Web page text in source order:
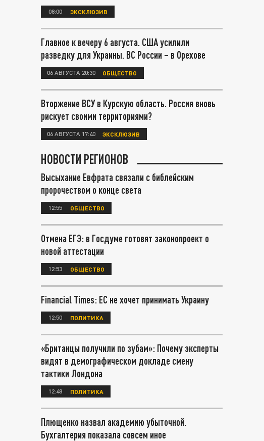
08:00 ЭКСКЛЮЗИВ
Главное к вечеру 6 августа. США усилили
разведку для Украины. ВС России – в Орехове
06 АВГУСТА 20:30 ОБЩЕСТВО
Вторжение ВСУ в Курскую область. Россия вновь
рискует своими территориями?
06 АВГУСТА 17:40 ЭКСКЛЮЗИВ
НОВОСТИ РЕГИОНОВ
Высыхание Евфрата связали с библейским
пророчеством о конце света
12:55 ОБЩЕСТВО
Отмена ЕГЭ: в Госдуме готовят законопроект о
новой аттестации
12:53 ОБЩЕСТВО
Financial Times: ЕС не хочет принимать Украину
12:50 ПОЛИТИКА
«Британцы получили по зубам»: Почему эксперты
видят в демографическом докладе смену
тактики Лондона
12:48 ПОЛИТИКА
Плющенко назвал академию убыточной.
Бухгалтерия показала совсем иное